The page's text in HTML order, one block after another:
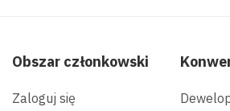
Obszar członkowski
Zaloguj się